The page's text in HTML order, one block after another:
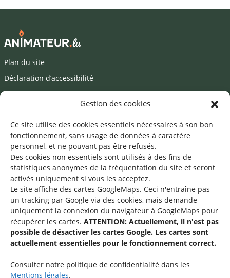
Gestion des cookies
Ce site utilise des cookies essentiels nécessaires à son bon
fonctionnement, sans usage de données à caractère
personnel, et ne pouvant pas être refusés.
Des cookies non essentiels sont utilisés à des fins de
statistiques anonymes de la fréquentation du site et seront
activés uniquement si vous les acceptez.
Le site affiche des cartes GoogleMaps. Ceci n'entraîne pas
un tracking par Google via des cookies, mais demande
uniquement la connexion du navigateur à GoogleMaps pour
récupérer les cartes. ATTENTION: Actuellement, il n'est pas
possible de désactiver les cartes Google. Les cartes sont
actuellement essentielles pour le fonctionnement correct.
Consulter notre politique de confidentialité dans les
Mentions légales.
Plan du site
Déclaration d’accessibilité
Mentions légales
Une offre du
Service national de la jeunesse
48-50 rue Charles Martel